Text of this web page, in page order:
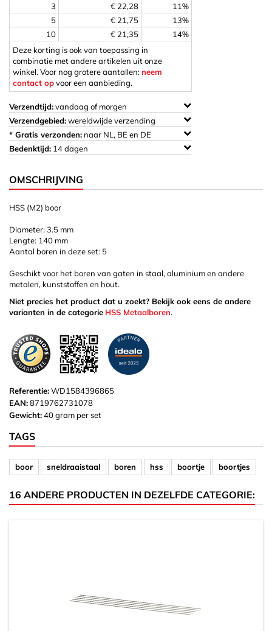
3
€ 22,28
11%
5
€ 21,75
13%
10
€ 21,35
14%
Deze korting is ook van toepassing in
combinatie met andere artikelen uit onze
winkel. Voor nog grotere aantallen:neem
contact opvoor een aanbieding.
Verzendtijd:vandaag of morgen
Verzendgebied:wereldwijde verzending
* Gratis verzonden: naar NL, BE en DE
Bedenktijd: 14 dagen
OMSCHRIJVING
HSS (M2) boor
Diameter: 3.5 mm
Lengte: 140 mm
Aantal boren in deze set: 5
Geschikt voor het boren van gaten in staal, aluminium en andere
metalen, kunststoffen en hout.
Niet precies het product dat u zoekt? Bekijk ook eens de andere
varianten in de categorie HSS Metaalboren.
Referentie:WD1584396865
EAN:8719762731078
Gewicht:40 gram per set
TAGS
boor sneldraaistaal boren hss boortje boortjes
16 ANDERE PRODUCTEN IN DEZELFDE CATEGORIE: